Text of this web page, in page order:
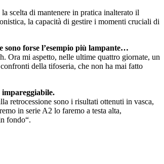
scelta di mantenere in pratica inalterato il
la capacità di gestire i momenti cruciali di
forse l’esempio più lampante…
Ora mi aspetto, nelle ultime quattro giornate, un
della tifoseria, che non ha mai fatto
retrocessione sono i risultati ottenuti in vasca,
in serie A2 lo faremo a testa alta,
fondo“.